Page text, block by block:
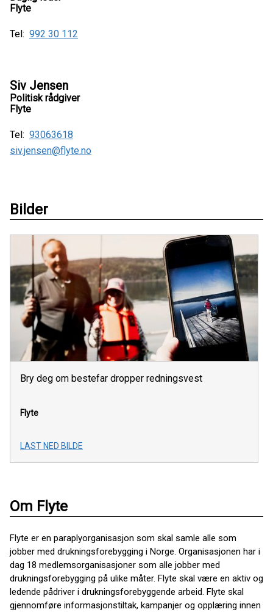
Flyte
Tel: 992 30 112
Siv Jensen
Politisk rådgiver
Flyte
Tel: 93063618
siv.jensen@flyte.no
Bilder
Bry deg om bestefar dropper redningsvest
Flyte
LAST NED BILDE
Om Flyte
Flyte er en paraplyorganisasjon som skal samle alle som
jobber med drukningsforebygging i Norge. Organisasjonen har i
dag 18 medlemsorganisasjoner som alle jobber med
drukningsforebygging på ulike måter. Flyte skal være en aktiv og
ledende pådriver i drukningsforebyggende arbeid. Flyte skal
gjennomføre informasjonstiltak, kampanjer og opplæring innen